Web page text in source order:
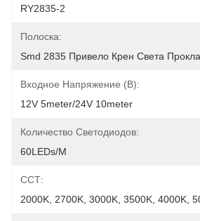
RY2835-2
Полоска:
Smd 2835 Привело Крен Света
Входное Напряжение (В):
12V 5meter/24V 10meter
Количество Светодиодов:
60LEDs/M
ССТ:
2000K, 2700K, 3000K, 3500K, 4000K,